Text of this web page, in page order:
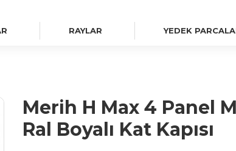
RAYLAR YEDEK
Merih H Max 4 Panel
Ral Boyalı Kat Kapısı